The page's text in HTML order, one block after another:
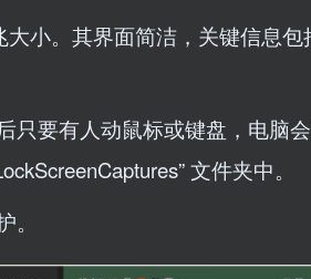
小。其界面简洁，关键信息
只要有人动鼠标或键盘，电脑
文件夹中。